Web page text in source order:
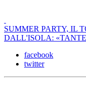
SUMMER PARTY, IL
DALL'ISOLA:
facebook
twitter